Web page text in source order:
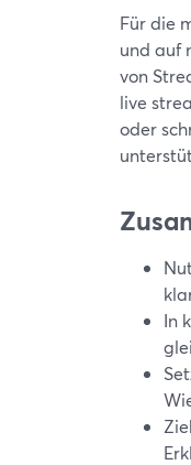
Für die
und auf
von
live
oder
In